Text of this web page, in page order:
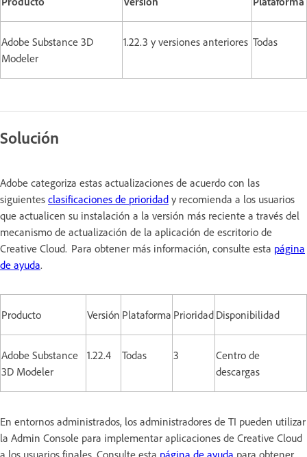
Adobe Substance 3D
Modeler
1.22.3 y versiones anteriores Todas
Solución
Adobe categoriza estas actualizaciones de acuerdo con las
siguientes clasificaciones de prioridad y recomienda a los usuarios
que actualicen su instalación a la versión más reciente a través del
mecanismo de actualización de la aplicación de escritorio de
Creative Cloud. Para obtener más información, consulte esta página
de ayuda.
Producto Versión Plataforma Prioridad Disponibilidad
Adobe Substance
3D Modeler
1.22.4 Todas 3
Centro de
descargas
En entornos administrados, los administradores de TI pueden utilizar
la Admin Console para implementar aplicaciones de Creative Cloud
a los usuarios finales. Consulte esta página de ayuda para obtener